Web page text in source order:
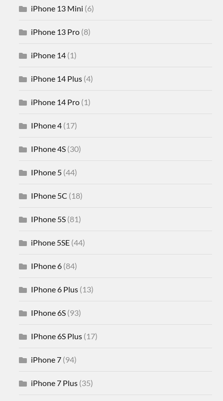
iPhone 13 Mini (6)
iPhone 13 Pro (8)
iPhone 14 (1)
iPhone 14 Plus (4)
iPhone 14 Pro (1)
IPhone 4 (17)
IPhone 4S (30)
IPhone 5 (44)
IPhone 5C (18)
IPhone 5S (81)
iPhone 5SE (44)
IPhone 6 (84)
IPhone 6 Plus (13)
IPhone 6S (93)
IPhone 6S Plus (17)
iPhone 7 (94)
iPhone 7 Plus (35)